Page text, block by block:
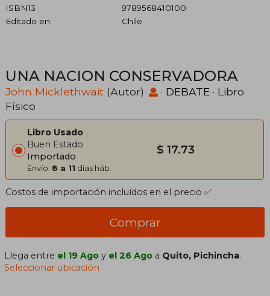
ISBN13
9789568410100
Editado en
Chile
UNA NACION CONSERVADORA
John Micklethwait (Autor) · DEBATE · Libro
Físico
Libro Usado
Buen Estado
Importado
Envío: 8 a 11 días háb.
$ 17.73
Costos de importación incluídos en el precio ✅
Comprar
Llega entre el 19 Ago y el 26 Ago a Quito, Pichincha.
Seleccionar ubicación